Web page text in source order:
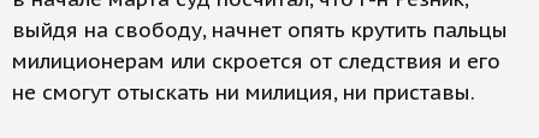
выйдя на свободу, начнет опять крутить пальцы
милиционерам или скроется от следствия и его
не смогут отыскать ни милиция, ни приставы.